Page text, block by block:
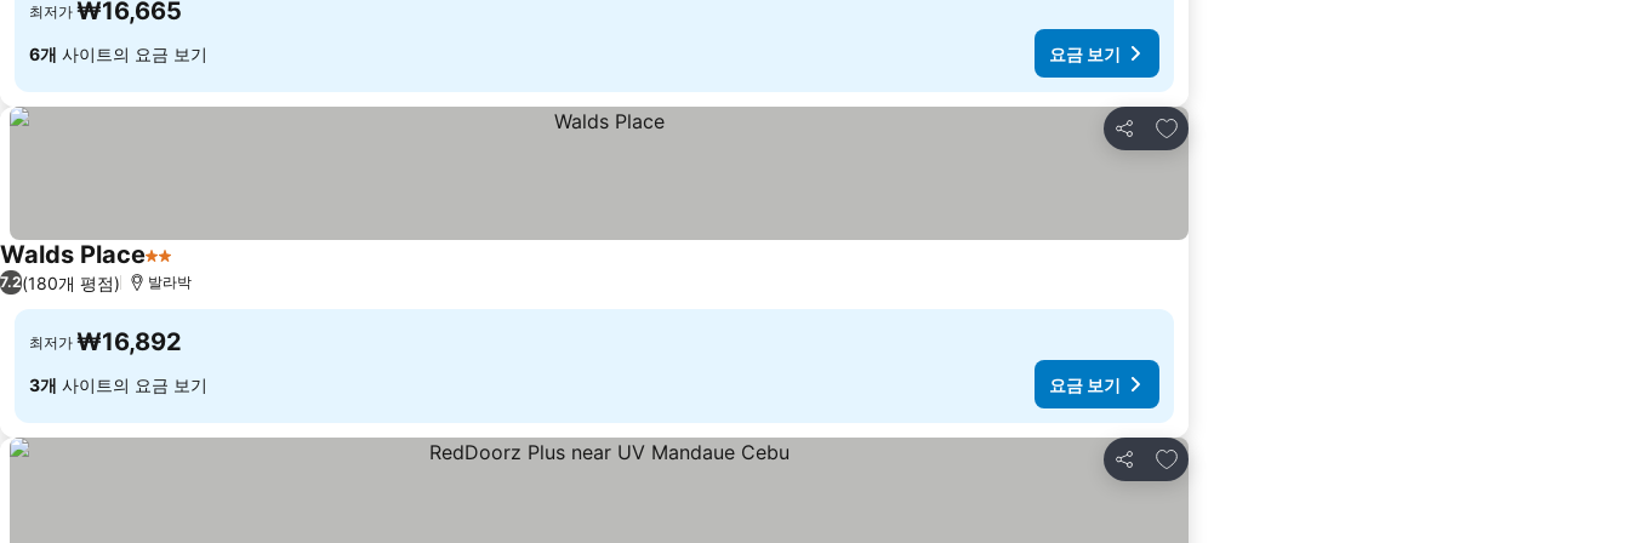
최저가 ₩16,665
6개 사이트의 요금 보기 요금 보기
공유
즐겨찾기에 추가
Walds Place2 성급
7.2(180개 평점) 발라박
최저가 ₩16,892
3개 사이트의 요금 보기 요금 보기
공유
즐겨찾기에 추가